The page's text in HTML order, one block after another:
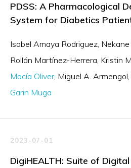
PDSS: A Pharmacological
System for Diabetics
Isabel Amaya Rodriguez
Rollán Martínez-Herrera Kristin
Macía Oliver Miguel A. Armengol
Garin Muga
2023-07-01
DigiHEALTH: Suite of